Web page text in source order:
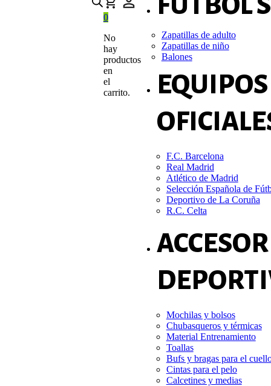
0
No
hay
productos
en
el
carrito.
Zapatillas de adulto
Zapatillas de niño
Balones
EQUIPOS
F.C. Barcelona
Real Madrid
Atlético de Madrid
Selección Española de
Deportivo de La Coruña
R.C. Celta
Mochilas y bolsos
Chubasqueros y térmicas
Material Entrenamiento
Toallas
Bufs y bragas para el
Cintas para el pelo
Calcetines y medias